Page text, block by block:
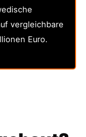
vergleichbare
Euro.